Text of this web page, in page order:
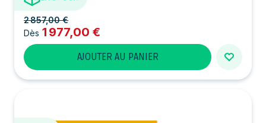
2 857,00 €
Dès 1 977,00 €
AJOUTER AU PANIER